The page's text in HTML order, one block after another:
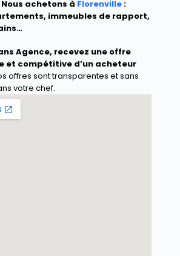
Nous achetons à Florenville:
immeubles de rapport,
Agence, recevez une offre
et compétitive d’un acheteur
offres sont transparentes et sans
votre chef.